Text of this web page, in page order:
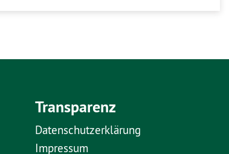
Transparenz
Datenschutzerklärung
Impressum